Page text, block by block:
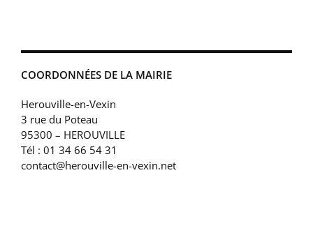
COORDONNÉES DE LA MAIRIE
Herouville-en-Vexin
3 rue du Poteau
95300 – HEROUVILLE
Tél : 01 34 66 54 31
contact@herouville-en-vexin.net